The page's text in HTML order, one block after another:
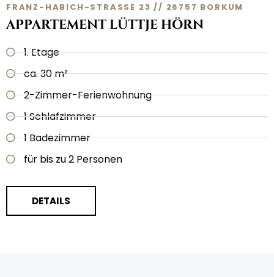
FRANZ-HABICH-STRASSE 23 // 26757 BORKUM
APPARTEMENT LÜTTJE HÖRN
1. Etage
ca. 30 m²
2-Zimmer-Ferienwohnung
1 Schlafzimmer
1 Badezimmer
für bis zu 2 Personen
DETAILS